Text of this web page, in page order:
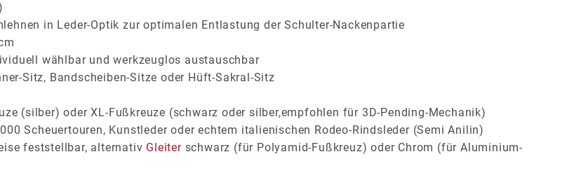
in Leder-Optik zur optimalen Entlastung der Schulter-Nackenpartie
wählbar und werkzeuglos austauschbar
Sitz, Bandscheiben-Sitze oder Hüft-Sakral-Sitz
(silber) oder XL-Fußkreuze (schwarz oder silber,empfohlen für 3D-Pending-Mechanik)
Scheuertouren, Kunstleder oder echtem italienischen Rodeo-Rindsleder (Semi Anilin)
feststellbar, alternativ Gleiterschwarz (für Polyamid-Fußkreuz) oder Chrom (für Aluminium-